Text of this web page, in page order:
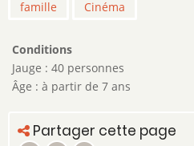
famille Cinéma
Conditions
Jauge : 40 personnes
Âge : à partir de 7 ans
Partager cette page